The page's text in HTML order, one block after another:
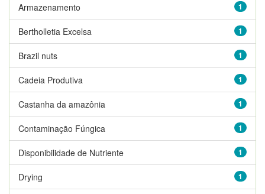
1
Armazenamento
1
Bertholletia Excelsa
1
Brazil nuts
1
Cadeia Produtiva
1
Castanha da amazônia
1
Contaminação Fúngica
1
Disponibilidade de Nutriente
1
Drying